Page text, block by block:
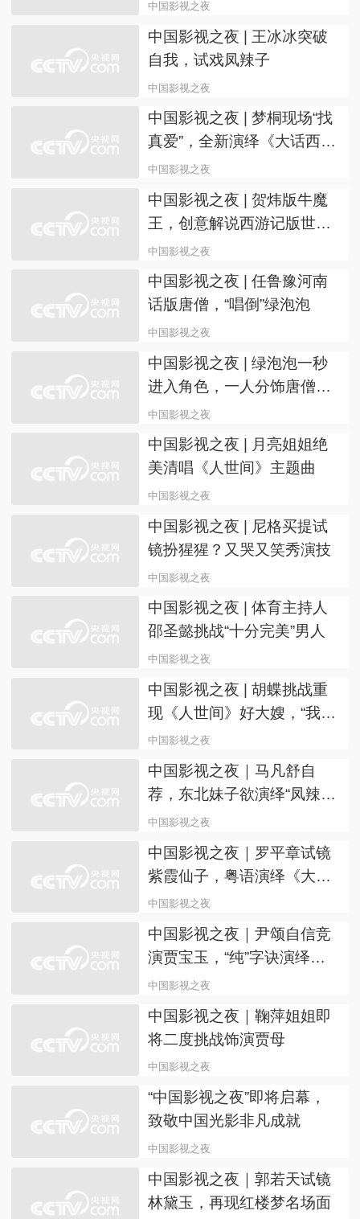
典，致敬英雄人民
中国影视之夜
CMG融媒影城正式开业 打
造上海文化艺术新空间
CMG融媒影城 文化艺术
上海国际电影节“中国影视之
夜”成功举办 CMG融媒影城
启幕
中国影视之夜
中国影视之夜 | 王冰冰突破
自我，试戏凤辣子
中国影视之夜
中国影视之夜 | 梦桐现场“找
真爱”，全新演绎《大话西
游》名场面
中国影视之夜
中国影视之夜 | 贺炜版牛魔
王，创意解说西游记版世界
杯
中国影视之夜
中国影视之夜 | 任鲁豫河南
话版唐僧，“唱倒”绿泡泡
中国影视之夜
中国影视之夜 | 绿泡泡一秒
进入角色，一人分饰唐僧师
徒四角
中国影视之夜
中国影视之夜 | 月亮姐姐绝
美清唱《人世间》主题曲
中国影视之夜
中国影视之夜 | 尼格买提试
镜扮猩猩？又哭又笑秀演技
中国影视之夜
中国影视之夜 | 体育主持人
邵圣懿挑战“十分完美”男人
中国影视之夜
中国影视之夜 | 胡蝶挑战重
现《人世间》好大嫂，“我和
郝冬梅很相似”
中国影视之夜
中国影视之夜｜马凡舒自
荐，东北妹子欲演绎“凤辣
子”和紫霞仙子
中国影视之夜
中国影视之夜｜罗平章试镜
紫霞仙子，粤语演绎《大话
西游》名场面
中国影视之夜
中国影视之夜｜尹颂自信竞
演贾宝玉，“纯”字诀演绎经
典角色
中国影视之夜
中国影视之夜｜鞠萍姐姐即